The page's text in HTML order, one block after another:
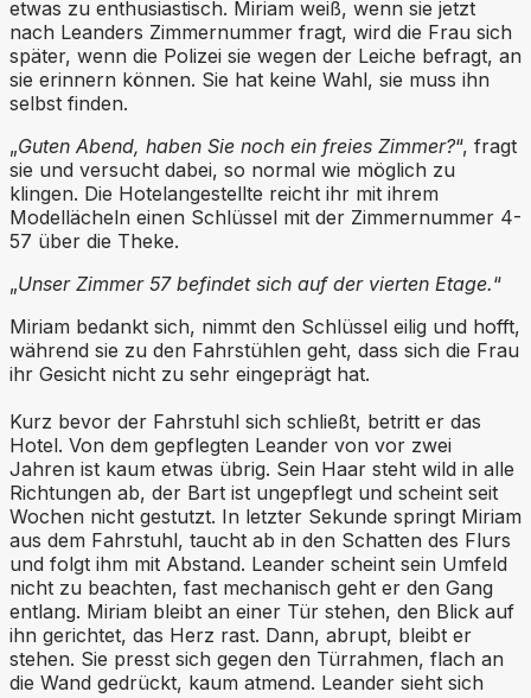
etwas zu enthusiastisch. Miriam weiß, wenn sie jetzt
nach Leanders Zimmernummer fragt, wird die Frau sich
später, wenn die Polizei sie wegen der Leiche befragt, an
sie erinnern können. Sie hat keine Wahl, sie muss ihn
selbst finden.
„Guten Abend, haben Sie noch ein freies Zimmer?“, fragt
sie und versucht dabei, so normal wie möglich zu
klingen. Die Hotelangestellte reicht ihr mit ihrem
Modellächeln einen Schlüssel mit der Zimmernummer 4-
57 über die Theke.
„Unser Zimmer 57 befindet sich auf der vierten Etage.“
Miriam bedankt sich, nimmt den Schlüssel eilig und hofft,
während sie zu den Fahrstühlen geht, dass sich die Frau
ihr Gesicht nicht zu sehr eingeprägt hat.
Kurz bevor der Fahrstuhl sich schließt, betritt er das
Hotel. Von dem gepflegten Leander von vor zwei
Jahren ist kaum etwas übrig. Sein Haar steht wild in alle
Richtungen ab, der Bart ist ungepflegt und scheint seit
Wochen nicht gestutzt. In letzter Sekunde springt Miriam
aus dem Fahrstuhl, taucht ab in den Schatten des Flurs
und folgt ihm mit Abstand. Leander scheint sein Umfeld
nicht zu beachten, fast mechanisch geht er den Gang
entlang. Miriam bleibt an einer Tür stehen, den Blick auf
ihn gerichtet, das Herz rast. Dann, abrupt, bleibt er
stehen. Sie presst sich gegen den Türrahmen, flach an
die Wand gedrückt, kaum atmend. Leander sieht sich